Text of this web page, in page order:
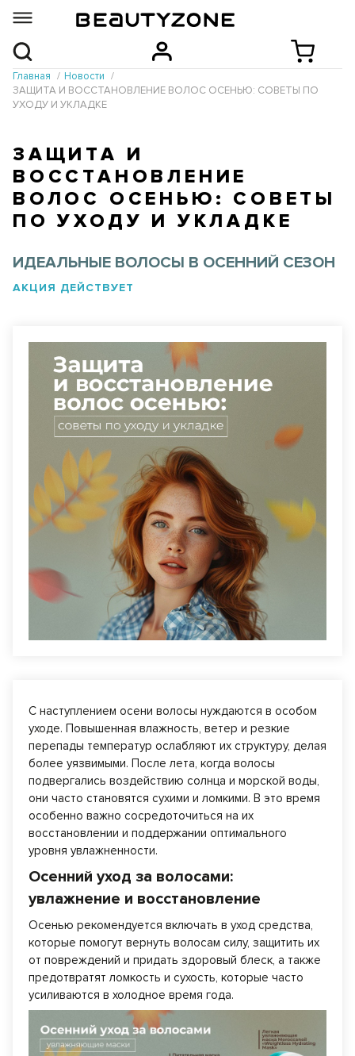
Главная
Новости
ЗАЩИТА И ВОССТАНОВЛЕНИЕ ВОЛОС ОСЕНЬЮ: СОВЕТЫ ПО
УХОДУ И УКЛАДКЕ
ЗАЩИТА И
ВОССТАНОВЛЕНИЕ
ВОЛОС ОСЕНЬЮ: СОВЕТЫ
ПО УХОДУ И УКЛАДКЕ
ИДЕАЛЬНЫЕ ВОЛОСЫ В ОСЕННИЙ СЕЗОН
АКЦИЯ ДЕЙСТВУЕТ
С наступлением осени волосы нуждаются в особом
уходе. Повышенная влажность, ветер и резкие
перепады температур ослабляют их структуру, делая
более уязвимыми. После лета, когда волосы
подвергались воздействию солнца и морской воды,
они часто становятся сухими и ломкими. В это время
особенно важно сосредоточиться на их
восстановлении и поддержании оптимального
уровня увлажненности.
Осенний уход за волосами:
увлажнение и восстановление
Осенью рекомендуется включать в уход средства,
которые помогут вернуть волосам силу, защитить их
от повреждений и придать здоровый блеск, а также
предотвратят ломкость и сухость, которые часто
усиливаются в холодное время года.